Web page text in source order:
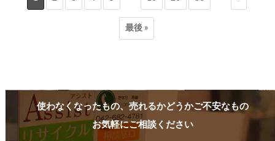
最後 »
使わなくなったもの、売れるかどうかご不安なもの
お気軽にご相談ください